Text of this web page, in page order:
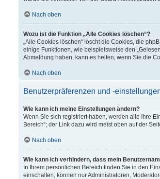
Nach oben
Wozu ist die Funktion „Alle Cookies löschen“?
„Alle Cookies löschen“ löscht die Cookies, die
einige Funktionen, wie beispielsweise den
Abmeldung haben, kann es helfen, wenn Sie die
Nach oben
Benutzerpräferenzen und -
Wie kann ich meine Einstellungen ändern?
Wenn Sie sich registriert haben, werden alle Ihre
Bereich“; der Link dazu wird meist oben auf der
Nach oben
Wie kann ich verhindern, dass mein
In Ihrem persönlichen Bereich finden Sie in den
einschalten, können nur Administratoren,